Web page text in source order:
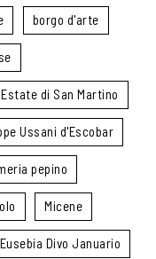
borgo d'arte
Estate di San Martino
Ussani d'Escobar
pepino
Micene
Divo Januario